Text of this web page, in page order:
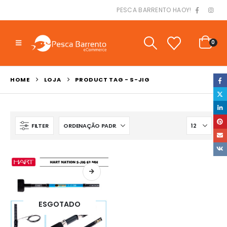
PESCA BARRENTO HAOY!
0
HOME LOJA PRODUCT TAG - S-JIG
FILTER
ESGOTADO